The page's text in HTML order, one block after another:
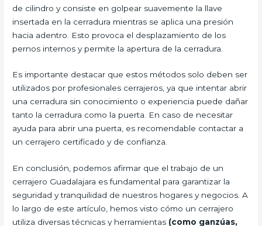
de cilindro y consiste en golpear suavemente la llave
insertada en la cerradura mientras se aplica una presión
hacia adentro. Esto provoca el desplazamiento de los
pernos internos y permite la apertura de la cerradura.
Es importante destacar que estos métodos solo deben ser
utilizados por profesionales cerrajeros, ya que intentar abrir
una cerradura sin conocimiento o experiencia puede dañar
tanto la cerradura como la puerta. En caso de necesitar
ayuda para abrir una puerta, es recomendable contactar a
un cerrajero certificado y de confianza.
En conclusión, podemos afirmar que el trabajo de un
cerrajero Guadalajara es fundamental para garantizar la
seguridad y tranquilidad de nuestros hogares y negocios. A
lo largo de este artículo, hemos visto cómo un cerrajero
utiliza diversas técnicas y herramientas (como ganzúas,